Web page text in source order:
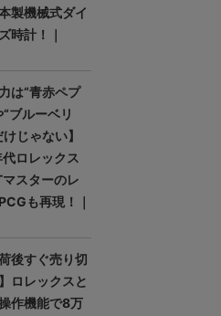
製機械式ダイ
時計！｜
力は“青赤ペプ
“ブルーベリ
けじゃない】
ロレックス
スターのレ
も再現！｜
荷後すぐ売り切
ロレックスと
作機能で8万